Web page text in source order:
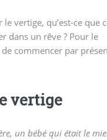
vertige, qu’est-ce que
dans un rêve ? Pour le
commencer par
vertige
un bébé qui était le